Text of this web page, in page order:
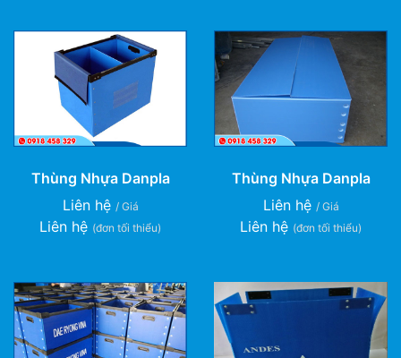
Thùng Nhựa Danpla
Liên hệ / Giá
Liên hệ (đơn tối thiểu)
Thùng Nhựa Danpla
Liên hệ / Giá
Liên hệ (đơn tối thiểu)